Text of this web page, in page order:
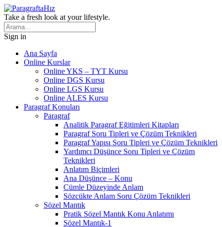
Take a fresh look at your lifestyle.
Sign in
Ana Sayfa
Online Kurslar
Online YKS – TYT Kursu
Online DGS Kursu
Online LGS Kursu
Online ALES Kursu
Paragraf Konuları
Paragraf
Analitik Paragraf Eğitimleri Kitapları
Paragraf Soru Tipleri ve Çözüm Teknikleri
Paragraf Yapısı Soru Tipleri ve Çözüm Teknikleri
Yardımcı Düşünce Soru Tipleri ve Çözüm
Teknikleri
Anlatım Biçimleri
Ana Düşünce – Konu
Cümle Düzeyinde Anlam
Sözcükte Anlam Soru Çözüm Teknikleri
Sözel Mantık
Pratik Sözel Mantık Konu Anlatımı
Sözel Mantık-1